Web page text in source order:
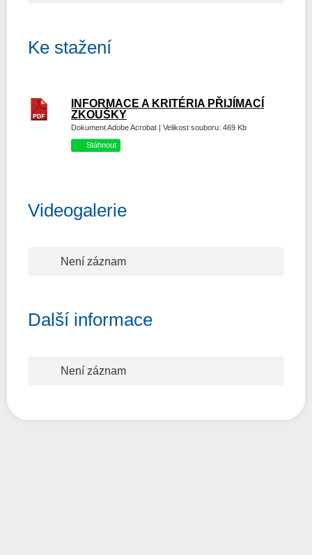
Ke stažení
INFORMACE A KRITÉRIA PŘIJÍMACÍ
ZKOUŠKY
Dokument Adobe Acrobat | Velikost souboru: 469 Kb
Stáhnout
Videogalerie
Není záznam
Další informace
Není záznam